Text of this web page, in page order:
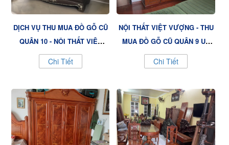
DỊCH VỤ THU MUA ĐỒ GỖ CŨ
QUẬN 10 - NỘI THẤT VIỆT
VƯỢNG GIÁ CAO, CHUYÊN
NGHIỆP
Chi Tiết
NỘI THẤT VIỆT VƯỢNG - THU
MUA ĐỒ GỖ CŨ QUẬN 9 UY
TÍN, GIÁ TỐT
Chi Tiết